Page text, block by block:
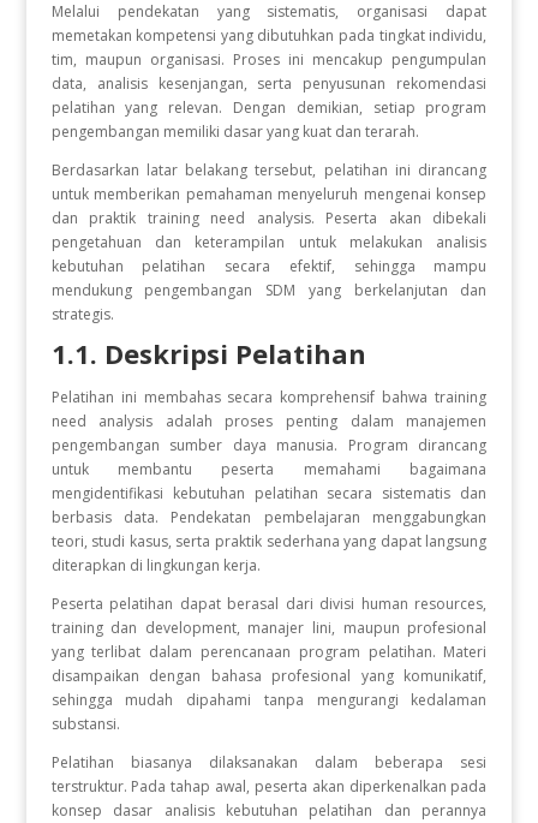
Melalui pendekatan yang sistematis, organisasi dapat
memetakan kompetensi yang dibutuhkan pada tingkat individu,
tim, maupun organisasi. Proses ini mencakup pengumpulan
data, analisis kesenjangan, serta penyusunan rekomendasi
pelatihan yang relevan. Dengan demikian, setiap program
pengembangan memiliki dasar yang kuat dan terarah.
Berdasarkan latar belakang tersebut, pelatihan ini dirancang
untuk memberikan pemahaman menyeluruh mengenai konsep
dan praktik training need analysis. Peserta akan dibekali
pengetahuan dan keterampilan untuk melakukan analisis
kebutuhan pelatihan secara efektif, sehingga mampu
mendukung pengembangan SDM yang berkelanjutan dan
strategis.
1.1. Deskripsi Pelatihan
Pelatihan ini membahas secara komprehensif bahwa training
need analysis adalah proses penting dalam manajemen
pengembangan sumber daya manusia. Program dirancang
untuk membantu peserta memahami bagaimana
mengidentifikasi kebutuhan pelatihan secara sistematis dan
berbasis data. Pendekatan pembelajaran menggabungkan
teori, studi kasus, serta praktik sederhana yang dapat langsung
diterapkan di lingkungan kerja.
Peserta pelatihan dapat berasal dari divisi human resources,
training dan development, manajer lini, maupun profesional
yang terlibat dalam perencanaan program pelatihan. Materi
disampaikan dengan bahasa profesional yang komunikatif,
sehingga mudah dipahami tanpa mengurangi kedalaman
substansi.
Pelatihan biasanya dilaksanakan dalam beberapa sesi
terstruktur. Pada tahap awal, peserta akan diperkenalkan pada
konsep dasar analisis kebutuhan pelatihan dan perannya